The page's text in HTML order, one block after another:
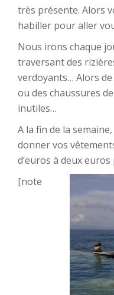
très présente. Alors
habiller pour aller
Nous irons chaque
traversant des
verdoyants… Alors
ou des chaussures
inutiles…
A la fin de la
donner vos
d’euros à deux
[note